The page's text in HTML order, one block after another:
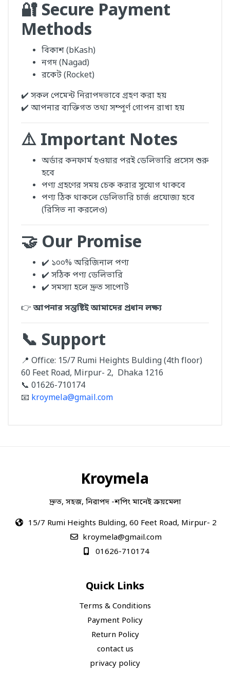
🔐 Secure Payment
Methods
বিকাশ (bKash)
নগদ (Nagad)
রকেট (Rocket)
✔️ সকল পেমেন্ট নিরাপদভাবে গ্রহণ করা হয়
✔️ আপনার ব্যক্তিগত তথ্য সম্পূর্ণ গোপন রাখা হয়
⚠️ Important Notes
অর্ডার কনফার্ম হওয়ার পরই ডেলিভারি প্রসেস শুরু
হবে
পণ্য গ্রহণের সময় চেক করার সুযোগ থাকবে
পণ্য ঠিক থাকলে ডেলিভারি চার্জ প্রযোজ্য হবে
(রিসিভ না করলেও)
🤝 Our Promise
✔️ ১০০% অরিজিনাল পণ্য
✔️ সঠিক পণ্য ডেলিভারি
✔️ সমস্যা হলে দ্রুত সাপোর্ট
👉আপনার সন্তুষ্টিই আমাদের প্রধান লক্ষ্য
📞 Support
📍 Office: 15/7 Rumi Heights Bulding (4th floor)
60 Feet Road, Mirpur- 2, Dhaka 1216
📞 01626-710174
📧 kroymela@gmail.com
Kroymela
দ্রুত, সহজ, নিরাপদ -শপিং মানেই ক্রয়মেলা
15/7 Rumi Heights Bulding, 60 Feet Road, Mirpur- 2
kroymela@gmail.com
01626-710174
Quick Links
Terms & Conditions
Payment Policy
Return Policy
contact us
privacy policy